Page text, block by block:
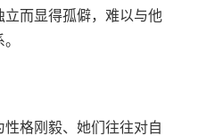
而显得孤僻，难以与他
格刚毅、她们往往对自